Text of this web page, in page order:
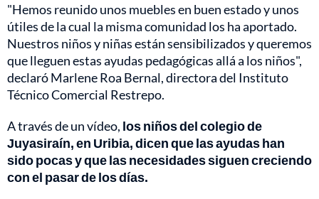
"Hemos reunido unos muebles en buen estado y unos
útiles de la cual la misma comunidad los ha aportado.
Nuestros niños y niñas están sensibilizados y queremos
que lleguen estas ayudas pedagógicas allá a los niños",
declaró Marlene Roa Bernal, directora del Instituto
Técnico Comercial Restrepo.
A través de un vídeo, los niños del colegio de
Juyasiraín, en Uribia, dicen que las ayudas han
sido pocas y que las necesidades siguen creciendo
con el pasar de los días.